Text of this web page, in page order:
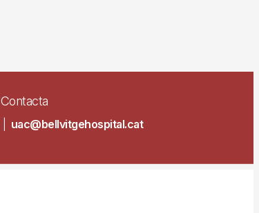
Contacta
uac@bellvitgehospital.cat